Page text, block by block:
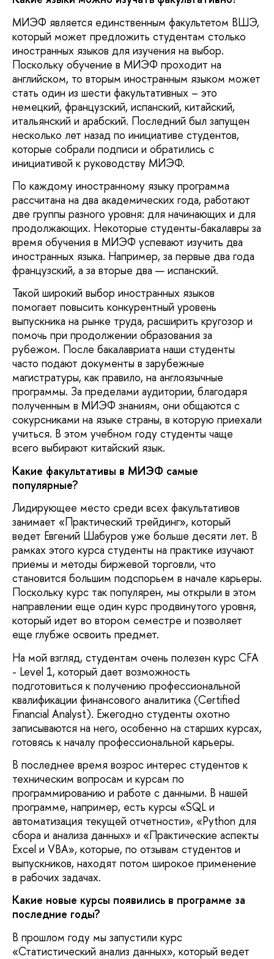
МИЭФ является единственным факультетом ВШЭ,
который может предложить студентам столько
иностранных языков для изучения на выбор.
Поскольку обучение в МИЭФ проходит на
английском, то вторым иностранным языком может
стать один из шести факультативных – это
немецкий, французский, испанский, китайский,
итальянский и арабский. Последний был запущен
несколько лет назад по инициативе студентов,
которые собрали подписи и обратились с
инициативой к руководству МИЭФ.
По каждому иностранному языку программа
рассчитана на два академических года, работают
две группы разного уровня: для начинающих и для
продолжающих. Некоторые студенты-бакалавры за
время обучения в МИЭФ успевают изучить два
иностранных языка. Например, за первые два года
французский, а за вторые два — испанский.
Такой широкий выбор иностранных языков
помогает повысить конкурентный уровень
выпускника на рынке труда, расширить кругозор и
помочь при продолжении образования за
рубежом. После бакалавриата наши студенты
часто подают документы в зарубежные
магистратуры, как правило, на англоязычные
программы. За пределами аудитории, благодаря
полученным в МИЭФ знаниям, они общаются с
сокурсниками на языке страны, в которую приехали
учиться. В этом учебном году студенты чаще
всего выбирают китайский язык.
Какие факультативы в МИЭФ самые
популярные?
Лидирующее место среди всех факультативов
занимает «Практический трейдинг», который
ведет Евгений Шабуров уже больше десяти лет. В
рамках этого курса студенты на практике изучают
приемы и методы биржевой торговли, что
становится большим подспорьем в начале карьеры.
Поскольку курс так популярен, мы открыли в этом
направлении еще один курс продвинутого уровня,
который идет во втором семестре и позволяет
еще глубже освоить предмет.
На мой взгляд, студентам очень полезен курс CFA
- Level 1, который дает возможность
подготовиться к получению профессиональной
квалификации финансового аналитика (Certified
Financial Analyst). Ежегодно студенты охотно
записываются на него, особенно на старших курсах,
готовясь к началу профессиональной карьеры.
В последнее время возрос интерес студентов к
техническим вопросам и курсам по
программированию и работе с данными. В нашей
программе, например, есть курсы «SQL и
автоматизация текущей отчетности», «Python для
сбора и анализа данных» и «Практические аспекты
Excel и VBA», которые, по отзывам студентов и
выпускников, находят потом широкое применение
в рабочих задачах.
Какие новые курсы появились в программе за
последние годы?
В прошлом году мы запустили курс
«Статистический анализ данных», который ведет